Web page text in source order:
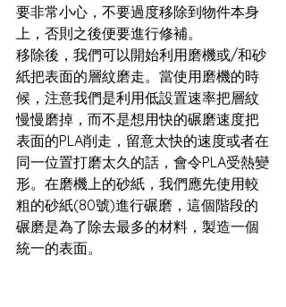
要非常小心，不要過度移除到物件本身
上，否則之後便要進行修補。
移除後，我們可以開始利用磨機或/和砂
紙把表面的層紋磨走。當使用磨機的時
候，注意我們是利用低設置速率把層紋
慢慢磨掉，而不是想用快的碾磨速度把
表面的PLA削走，留意太快的速度或者在
同一位置打磨太久的話，會令PLA受熱變
形。在磨機上的砂紙，我們應先使用較
粗的砂紙(80號)進行碾磨，這個階段的
碾磨是為了除去最多的材料，製造一個
統一的表面。